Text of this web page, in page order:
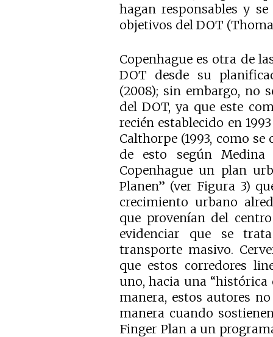
hagan responsables y
objetivos del DOT
Copenhague es otra de
DOT desde su
(2008); sin embargo, no
del DOT, ya que este
recién establecido en
Calthorpe (1993, como se
de esto según Medina
Copenhague un plan
Planen” (ver Figura 3)
crecimiento urbano
que provenían del
evidenciar que se
transporte masivo.
que estos corredores
uno, hacia una “histórica
manera, estos autores
manera cuando
Finger Plan a un